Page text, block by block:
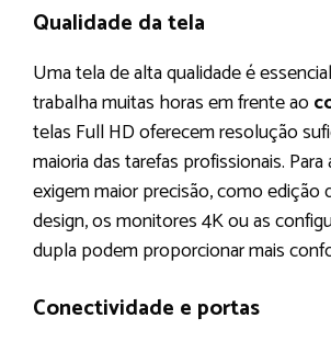
Qualidade da tela
Uma tela de alta qualidade é
trabalha muitas horas em frente ao
telas Full HD oferecem resolução
maioria das tarefas profissionais.
exigem maior precisão, como
design, os monitores 4K ou as
dupla podem proporcionar mais
Conectividade e portas